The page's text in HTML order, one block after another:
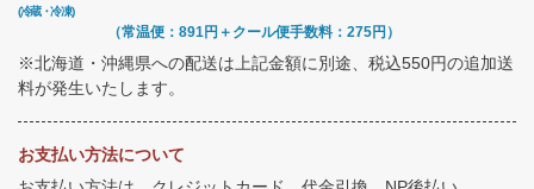
(冷蔵・冷凍)
（常温便：891円＋クール便手数料：275円）
※北海道・沖縄県への配送は上記金額に別途、税込550円の追加送
料が発生いたします。
お支払い方法について